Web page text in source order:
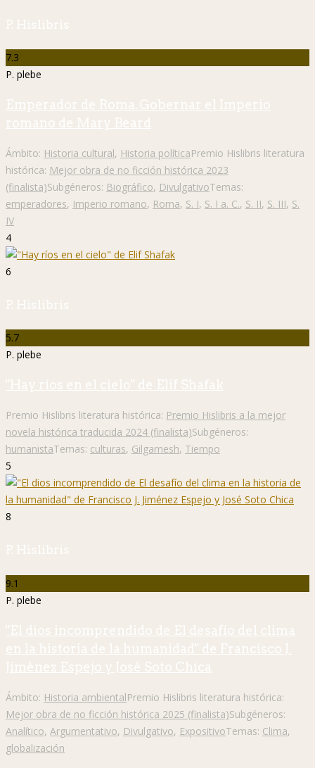
P. Hislibris
7.3
P. plebe
Emperador de Roma. Gobernar el Imperio
romano de Mary Beard
Ámbito: Historia cultural, Historia políticaPremio Hislibris literatura
histórica: Mejor obra de no ficción histórica 2023
(finalista)Subgéneros: Biográfico, DivulgativoTemas:
emperadores, Imperio romano, Roma, S. I, S. I a. C., S. II, S. III, S.
IV
4
6
P. Hislibris
5.7
P. plebe
"Hay ríos en el cielo" de Elif Shafak
Premio Hislibris literatura histórica: Premio Hislibris a la mejor
novela histórica traducida 2024 (finalista)Subgéneros:
humanistaTemas: culturas, Gilgamesh, Tiempo
5
8
P. Hislibris
9.1
P. plebe
"El dios incomprendido de El desafío del clima
en la historia de la humanidad" de Francisco J.
Jiménez Espejo y José Soto Chica
Ámbito: Historia ambientalPremio Hislibris literatura histórica:
Mejor obra de no ficción histórica 2025 (finalista)Subgéneros:
Analítico, Argumentativo, Divulgativo, ExpositivoTemas: Clima,
globalización